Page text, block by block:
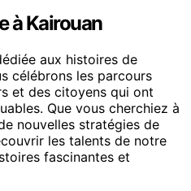
à Kairouan
aux histoires de
célébrons les parcours
et des citoyens qui ont
Que vous cherchiez à
nouvelles stratégies de
les talents de notre
fascinantes et